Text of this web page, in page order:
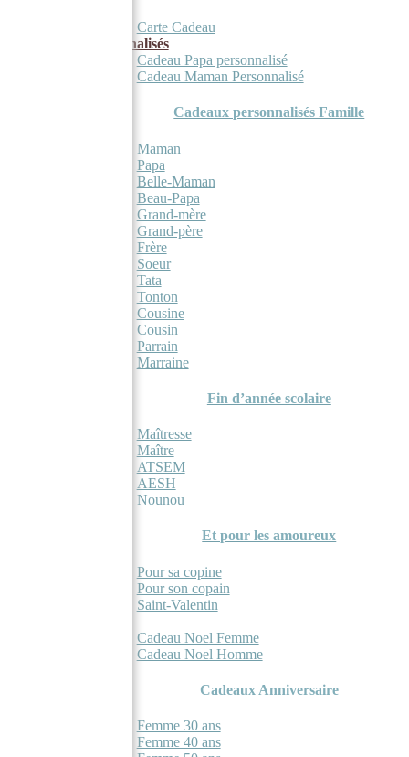
Carte Cadeau
Cadeaux personnalisés
Cadeau Papa personnalisé
Cadeau Maman Personnalisé
Cadeaux personnalisés Famille
Maman
Papa
Belle-Maman
Beau-Papa
Grand-mère
Grand-père
Frère
Soeur
Tata
Tonton
Cousine
Cousin
Parrain
Marraine
Fin d’année scolaire
Maîtresse
Maître
ATSEM
AESH
Nounou
Et pour les amoureux
Pour sa copine
Pour son copain
Saint-Valentin
Cadeau Noel Femme
Cadeau Noel Homme
Cadeaux Anniversaire
Femme 30 ans
Femme 40 ans